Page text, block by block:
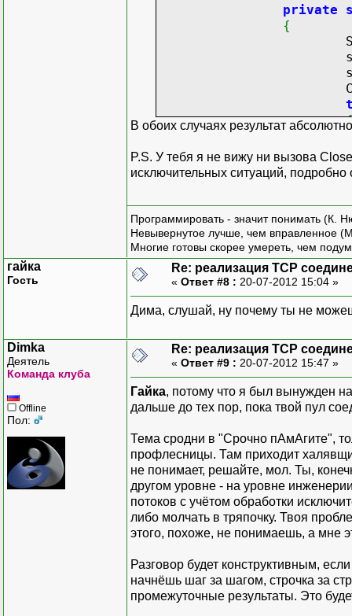
if (
}
catch
{
}
boolResponds(
{
}
private
{
Socket
}
private
Socket
private
{
Socket
В обоих случаях результат
P.S. У тебя я не вижу ни вызова
исключительных ситуаций,
Программировать - значит понимать (К.
Невывернутое лучше, чем вправленное
Многие готовы скорее умереть, чем
гайка
Гость
Re: реализация TCP
« Ответ #8 : 20-07-2012 15:04 »
Дима, слушай, ну почему ты не
Dimka
Деятель
Команда клуба
Offline
Пол:
Re: реализация TCP
« Ответ #9 : 20-07-2012 15:47 »
Гайка, потому что я был вынужден
дальше до тех пор, пока твой пул
Тема сродни в "Срочно пАмАгите",
профлесницы. Там приходит
не понимает, решайте, мол. Ты,
другом уровне - на уровне
потоков с учётом обработки
либо молчать в тряпочку. Твоя
этого, похоже, не понимаешь, а мне
Разговор будет конструктивным,
начнёшь шаг за шагом, строчка за
промежуточные результаты. Это